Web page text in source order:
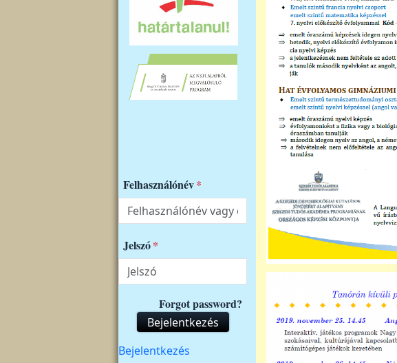
Felhasználónév
Jelszó
Forgot password?
Bejelentkezés
Felhasználói fiók menüje
Bejelentkezés